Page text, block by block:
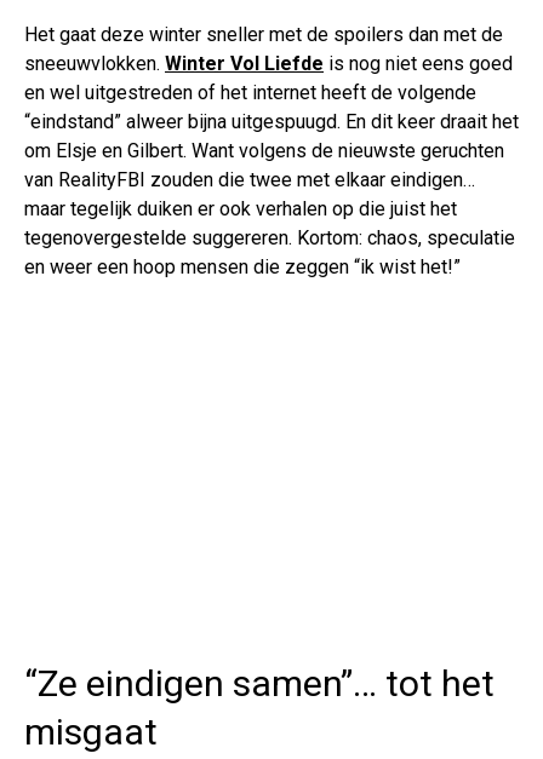
Het gaat deze winter sneller met de spoilers dan met de
sneeuwvlokken. Winter Vol Liefde is nog niet eens goed
en wel uitgestreden of het internet heeft de volgende
“eindstand” alweer bijna uitgespuugd. En dit keer draait het
om Elsje en Gilbert. Want volgens de nieuwste geruchten
van RealityFBI zouden die twee met elkaar eindigen…
maar tegelijk duiken er ook verhalen op die juist het
tegenovergestelde suggereren. Kortom: chaos, speculatie
en weer een hoop mensen die zeggen “ik wist het!”
“Ze eindigen samen”… tot het
misgaat